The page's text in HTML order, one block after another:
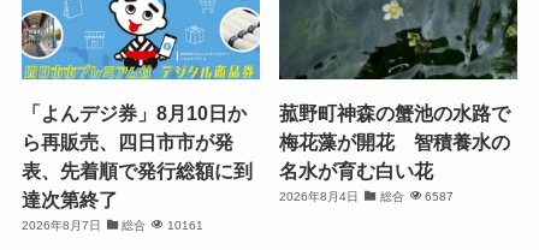
「よんデジ券」8月10日か
ら再販売、四日市市が発
表、先着順で発行総額に到
達次第終了
2026年8月7日 総合 10161
菰野町神森の蟹池の水路で
梅花藻が開花 智積養水の
名水が育む白い花
2026年8月4日 総合 6587